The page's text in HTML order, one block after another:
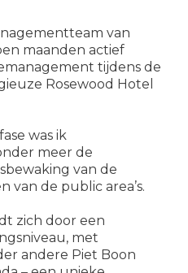
van
maanden actief
tijdens de
Rosewood Hotel
was ik
meer de
van de
van de public area’s.
zich door een
met
andere Piet Boon